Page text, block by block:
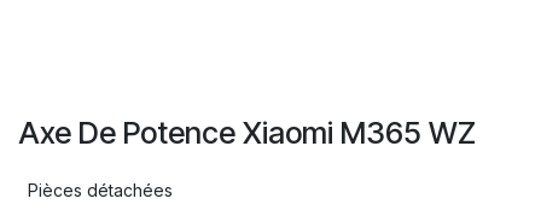
Axe De Potence Xiaomi M365 WZ
Pièces détachées